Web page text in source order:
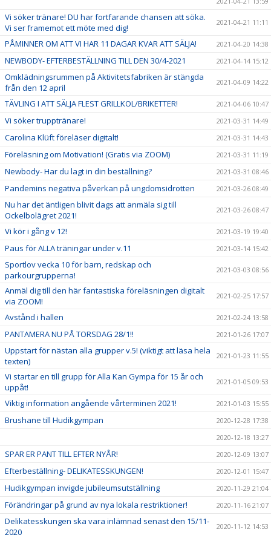
Vi söker tränare! DU har fortfarande chansen att söka.
Vi ser framemot ett möte med dig!
2021-04-21 11:11
PÅMINNER OM ATT VI HAR 11 DAGAR KVAR ATT SÄLJA! 2021-04-20 14:38
NEWBODY- EFTERBESTÄLLNING TILL DEN 30/4-2021 2021-04-14 15:12
Omklädningsrummen på Aktivitetsfabriken är stängda
från den 12 april
2021-04-09 14:22
TÄVLING I ATT SÄLJA FLEST GRILLKOL/BRIKETTER! 2021-04-06 10:47
Vi söker trupptränare! 2021-03-31 14:49
Carolina Klüft föreläser digitalt! 2021-03-31 14:43
Föreläsning om Motivation! (Gratis via ZOOM) 2021-03-31 11:19
Newbody- Har du lagt in din beställning? 2021-03-31 08:46
Pandemins negativa påverkan på ungdomsidrotten 2021-03-26 08:49
Nu har det äntligen blivit dags att anmäla sig till
Ockelbolägret 2021!
2021-03-26 08:47
Vi kör i gång v 12! 2021-03-19 19:40
Paus för ALLA träningar under v.11 2021-03-14 15:42
Sportlov vecka 10 för barn, redskap och
parkourgrupperna!
2021-03-03 08:56
Anmäl dig till den här fantastiska föreläsningen digitalt
via ZOOM!
2021-02-25 17:57
Avstånd i hallen 2021-02-24 13:58
PANTAMERA NU PÅ TORSDAG 28/1!! 2021-01-26 17:07
Uppstart för nästan alla grupper v.5! (viktigt att läsa hela
texten)
2021-01-23 11:55
Vi startar en till grupp för Alla Kan Gympa för 15 år och
uppåt!
2021-01-05 09:53
Viktig information angående vårterminen 2021! 2021-01-03 15:55
Brushane till Hudikgympan
2020-12-28 17:38
2020-12-18 13:27
SPAR ER PANT TILL EFTER NYÅR! 2020-12-09 13:07
Efterbeställning- DELIKATESSKUNGEN! 2020-12-01 15:47
Hudikgympan invigde jubileumsutställning 2020-11-29 21:04
Förändringar på grund av nya lokala restriktioner! 2020-11-16 21:07
Delikatesskungen ska vara inlämnad senast den 15/11-
2020
2020-11-12 14:53